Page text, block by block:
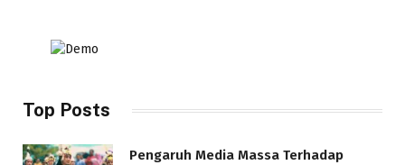
Top Posts
Pengaruh Media Massa Terhadap